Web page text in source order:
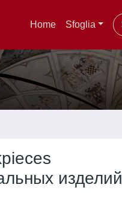
Home Sfoglia
изделий